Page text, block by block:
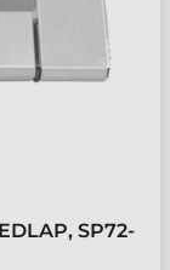
SP72-